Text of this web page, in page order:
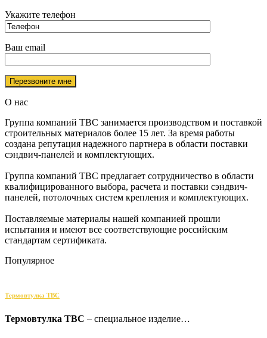
Укажите телефон
Ваш email
О нас
Группа компаний ТВС занимается производством и поставкой
строительных материалов более 15 лет. За время работы
создана репутация надежного партнера в области поставки
сэндвич-панелей и комплектующих.
Группа компаний ТВС предлагает сотрудничество в области
квалифицированного выбора, расчета и поставки сэндвич-
панелей, потолочных систем крепления и комплектующих.
Поставляемые материалы нашей компанией прошли
испытания и имеют все соответствующие российским
стандартам сертификата.
Популярное
Термовтулка ТВС
Термовтулка ТВС – специальное изделие…